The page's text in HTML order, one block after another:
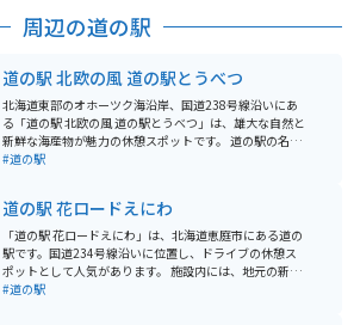
周辺の道の駅
道の駅 北欧の風 道の駅とうべつ
北海道東部のオホーツク海沿岸、国道238号線沿いにあ
る「道の駅 北欧の風 道の駅とうべつ」は、雄大な自然と
新鮮な海産物が魅力の休憩スポットです。 道の駅の名前
にもなっている「北欧の風」をイメージした三角屋根の
ります。 特に、オホーツク海で獲れた新鮮なホタテやカ
ニは絶品で、お土産にもおすすめです。また、レストラ
ンでは、地元産の食材をふんだんに使った料理を楽しむ
ことができます。 バイクで訪れる際は、オホーツク海の
海岸線を走る爽快なルートがおすすめです。道の駅に
#道の駅
道の駅 花ロードえにわ
「道の駅 花ロードえにわ」は、北海道恵庭市にある道の
駅です。国道234号線沿いに位置し、ドライブの休憩ス
ポットとして人気があります。 施設内には、地元の新鮮
な農産物を販売する直売所や、軽食コーナー、観光案内
#道の駅